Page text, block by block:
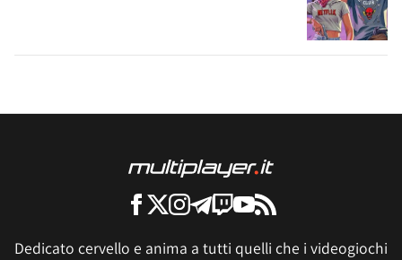
Dedicato cervello e anima a tutti quelli che i videogiochi